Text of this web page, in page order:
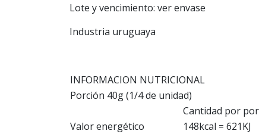
Lote y vencimiento: ver envase
Industria uruguaya
INFORMACION NUTRICIONAL
Porción 40g (1/4 de unidad)
Cantidad por
Valor energético
148kcal = 621KJ